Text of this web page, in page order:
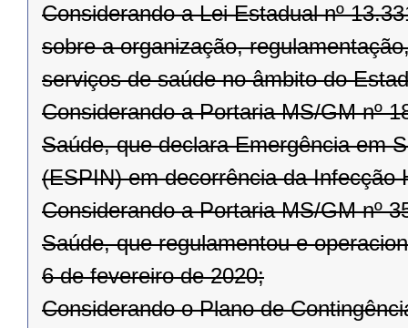
Considerando a Lei Estadual nº
sobre a organização,
serviços de saúde no âmbito do
Considerando a Portaria MS/GM nº
Saúde, que declara Emergência em
(ESPIN) em decorrência da Infecção
Considerando a Portaria MS/GM nº
Saúde, que regulamentou e
6 de fevereiro de 2020;
Considerando o Plano de